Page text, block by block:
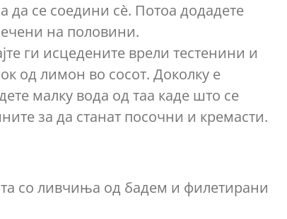
да се соедини сè. Потоа додадете
на половини.
ги исцедените врели тестенини и
од лимон во сосот. Доколку е
малку вода од таа каде што се
за да станат посочни и кремасти.
со ливчиња од бадем и филетирани